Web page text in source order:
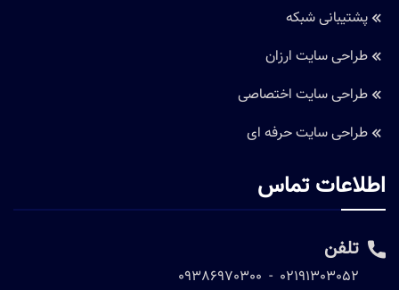
پشتیبانی شبکه
طراحی سایت ارزان
طراحی سایت اختصاصی
طراحی سایت حرفه ای
اطلاعات تماس
تلفن
02191303052
-
09386970300